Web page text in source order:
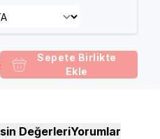
Sepete Birlikte
Ekle
DeğerleriYorumlar